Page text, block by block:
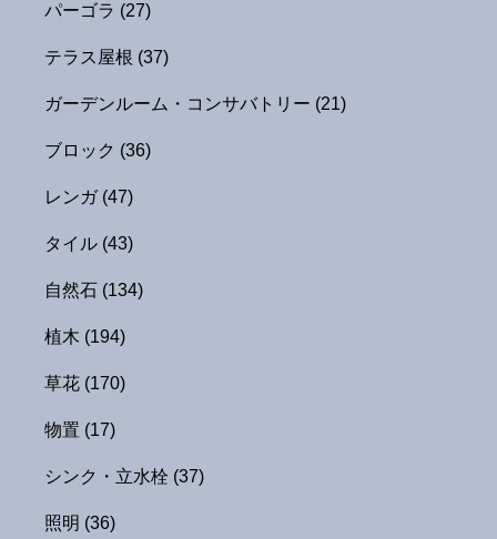
パーゴラ (27)
テラス屋根 (37)
ガーデンルーム・コンサバトリー (21)
ブロック (36)
レンガ (47)
タイル (43)
自然石 (134)
植木 (194)
草花 (170)
物置 (17)
シンク・立水栓 (37)
照明 (36)